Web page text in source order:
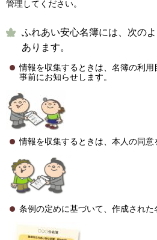
管理してください。
ふれあい安心名簿には、次の
あります。
情報を収集するときは、名簿の利
事前にお知らせします。
情報を収集するときは、本人の同意
条例の定めに基づいて、作成された